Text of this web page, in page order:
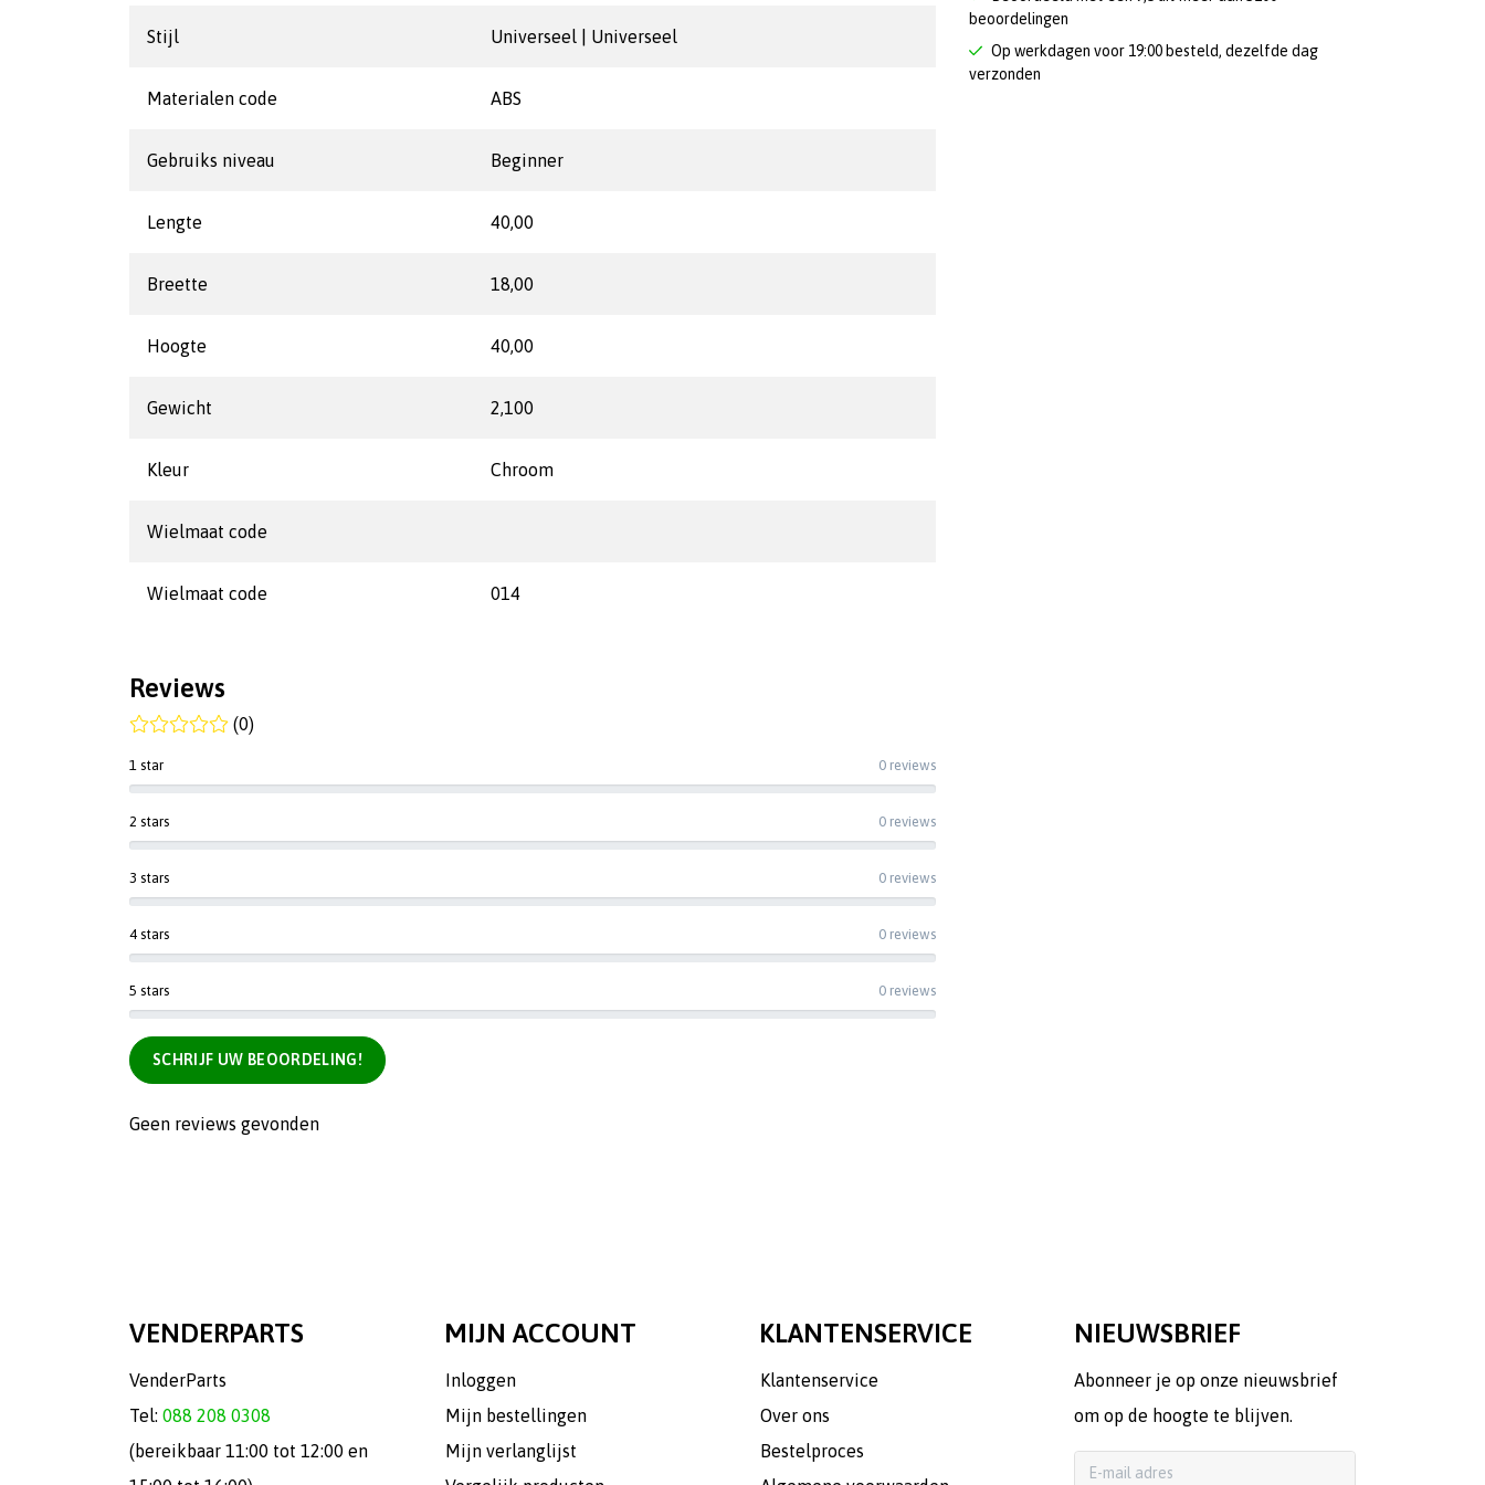
beoordelingen
Op werkdagen voor 19:00 besteld, dezelfde dag
verzonden
Stijl Universeel | Universeel
Materialen code ABS
Gebruiks niveau Beginner
Lengte 40,00
Breette 18,00
Hoogte 40,00
Gewicht 2,100
Kleur Chroom
Wielmaat code
Wielmaat code 014
Reviews
(0)
1 star 0 reviews
2 stars 0 reviews
3 stars 0 reviews
4 stars 0 reviews
5 stars 0 reviews
SCHRIJF UW BEOORDELING!
Geen reviews gevonden
VENDERPARTS
VenderParts
Tel: 088 208 0308
(bereikbaar 11:00 tot 12:00 en
MIJN ACCOUNT
Inloggen
Mijn bestellingen
Mijn verlanglijst
KLANTENSERVICE
Klantenservice
Over ons
Bestelproces
NIEUWSBRIEF
Abonneer je op onze nieuwsbrief
om op de hoogte te blijven.